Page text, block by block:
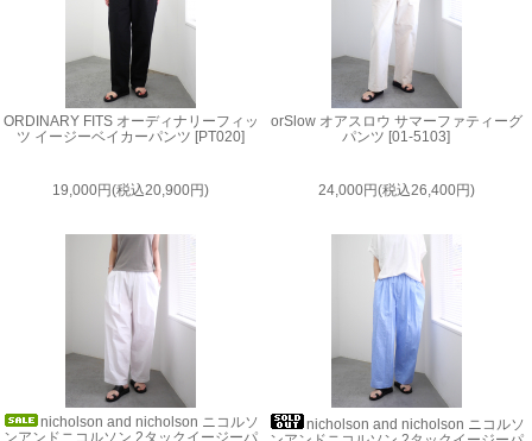
ORDINARY FITS オーディナリーフィッ
ツ イージーベイカーパンツ [PT020]
19,000円(税込20,900円)
orSlow オアスロウ サマーファティーグ
パンツ [01-5103]
24,000円(税込26,400円)
nicholson and nicholson ニコルソ
ンアンドニコルソン 2タックイージーパ
nicholson and nicholson ニコルソ